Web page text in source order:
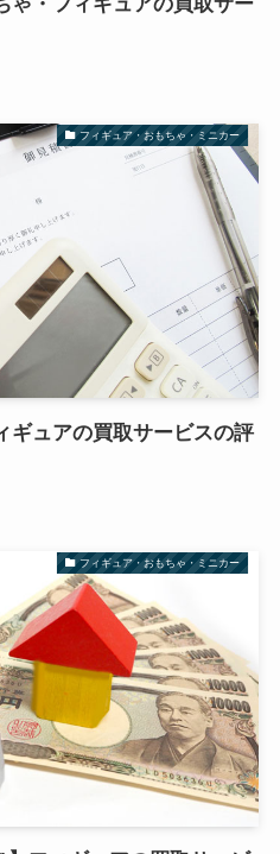
フィギュア・おもちゃ・ミニカー
ギュアの買取サービスの評
フィギュア・おもちゃ・ミニカー